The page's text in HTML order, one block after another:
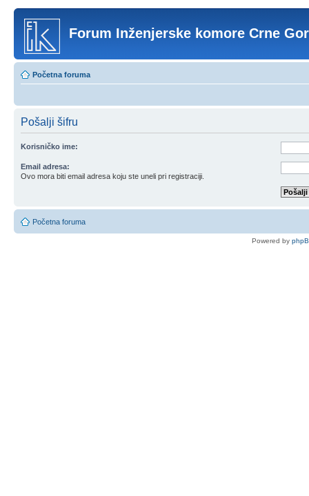
Forum Inženjerske komore Crne
Početna foruma
Pošalji šifru
Korisničko ime:
Email adresa:
Ovo mora biti email adresa koju ste uneli pri registraciji.
Početna foruma
Powered by